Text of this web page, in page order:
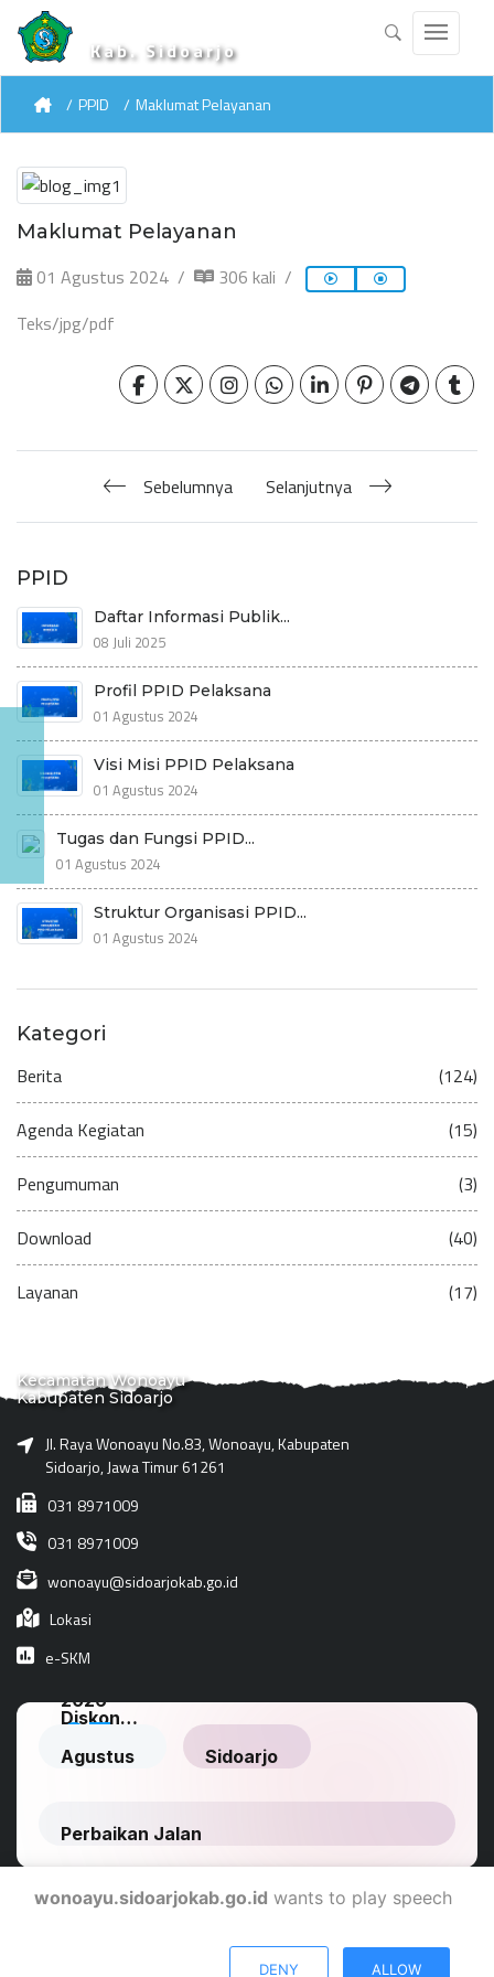
Kab. Sidoarjo
PPID Maklumat Pelayanan
Maklumat Pelayanan
01 Agustus 2024
306 kali
Teks/jpg/pdf
Sebelumnya Selanjutnya
PPID
Daftar Informasi Publik...
08 Juli 2025
Profil PPID Pelaksana
01 Agustus 2024
Visi Misi PPID Pelaksana
01 Agustus 2024
Tugas dan Fungsi PPID...
01 Agustus 2024
Struktur Organisasi PPID...
01 Agustus 2024
Kategori
Berita (124)
Agenda Kegiatan (15)
Pengumuman (3)
Download (40)
Layanan (17)
Kecamatan Wonoayu
Kabupaten Sidoarjo
Jl. Raya Wonoayu No.83, Wonoayu, Kabupaten
Sidoarjo, Jawa Timur 61261
031 8971009
031 8971009
wonoayu@sidoarjokab.go.id
Lokasi
e-SKM
Dinas Komunikasi Dan Informatika Kabupaten Sidoarjo
wonoayu.sidoarjokab.go.id wants to play speech
DENY ALLOW